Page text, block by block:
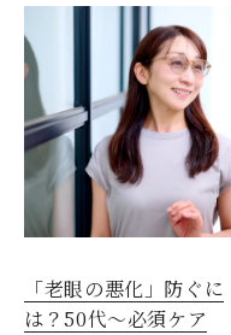
「老眼の悪化」防ぐに
は？50代～必須ケア